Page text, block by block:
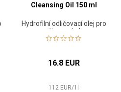
Cleansing Oil 150 ml
Hydrofilní odličovací olej pro
čistou pleť
16.8 EUR
112 EUR/1